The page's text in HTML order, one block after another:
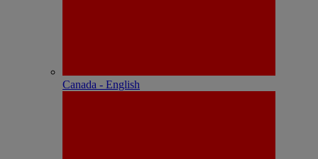
Canada - English